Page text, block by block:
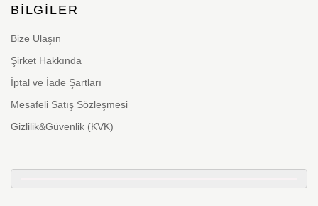
BILGILER
Bize Ulaşın
Şirket Hakkında
İptal ve İade Şartları
Mesafeli Satış Sözleşmesi
Gizlilik&Güvenlik (KVK)